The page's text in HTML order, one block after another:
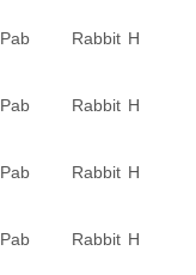
Pab Rabbit H
Pab Rabbit H
Pab Rabbit H
Pab Rabbit H